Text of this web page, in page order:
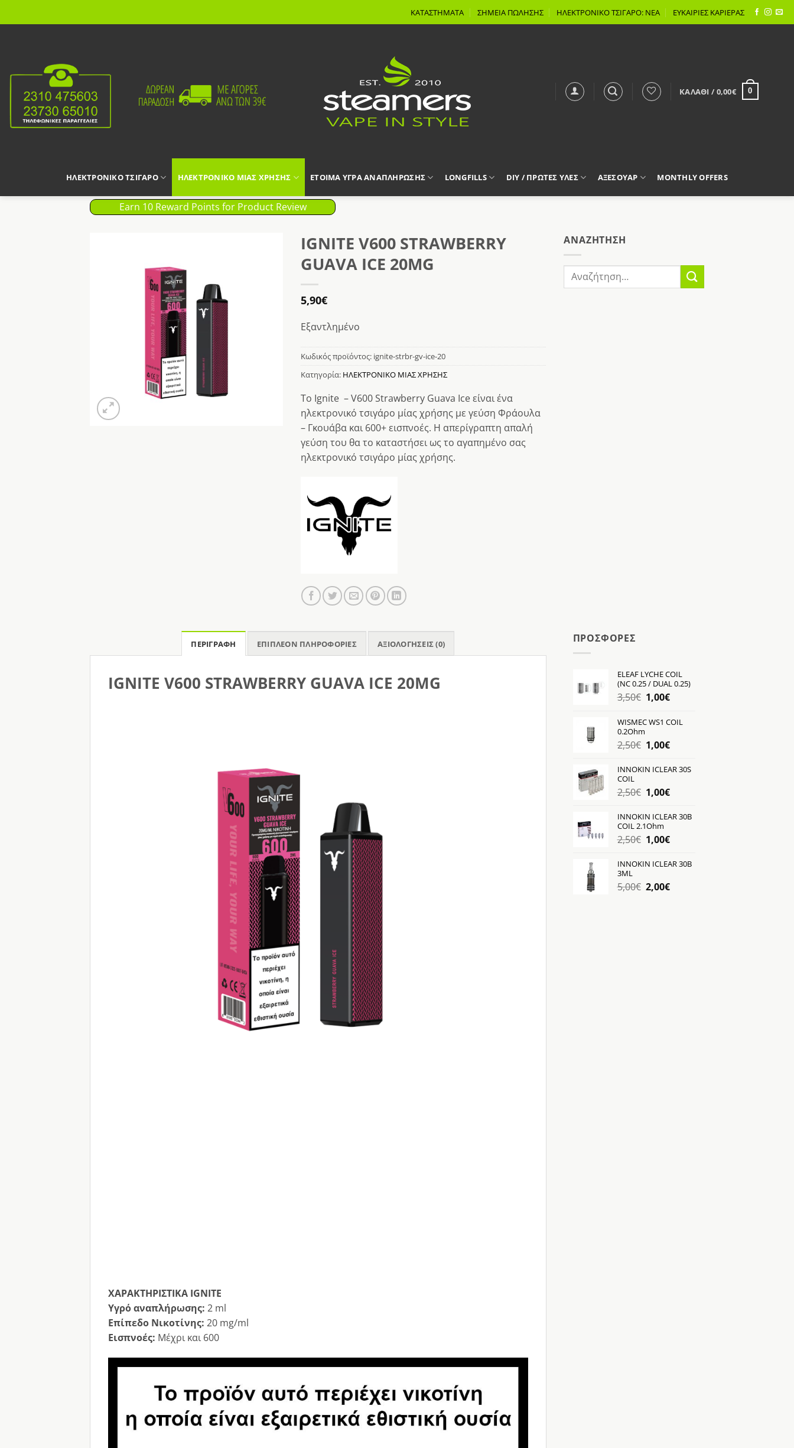
στο
ΚΑΤΑΣΤΗΜΑΤΑ ΣΗΜΕΙΑ ΠΩΛΗΣΗΣ ΗΛΕΚΤΡΟΝΙΚΟ ΤΣΙΓΑΡΟ: ΝΕΑ ΕΥΚΑΙΡΙΕΣ ΚΑΡΙΕΡΑΣ
ΚΑΛΆΘΙ / 0,00€ 0
ΗΛΕΚΤΡΟΝΙΚΟ ΤΣΙΓΑΡΟ ΗΛΕΚΤΡΟΝΙΚΟ ΜΙΑΣ ΧΡΗΣΗΣ ΕΤΟΙΜΑ ΥΓΡΑ ΑΝΑΠΛΗΡΩΣΗΣ LONGFILLS DIY / ΠΡΩΤΕΣ ΥΛΕΣ ΑΞΕΣΟΥΑΡ MONTHLY OFFERS
Earn 10 Reward Points for Product Review
IGNITE V600 STRAWBERRY
GUAVA ICE 20MG
5,90€
Εξαντλημένο
Κωδικός προϊόντος: ignite-strbr-gv-ice-20
Κατηγορία: ΗΛΕΚΤΡΟΝΙΚΟ ΜΙΑΣ ΧΡΗΣΗΣ
Το Ignite – V600 Strawberry Guava Ιce είναι ένα
ηλεκτρονικό τσιγάρο μίας χρήσης με γεύση Φράουλα
– Γκουάβα και 600+ εισπνοές. Η απερίγραπτη απαλή
γεύση του θα το καταστήσει ως το αγαπημένο σας
ηλεκτρονικό τσιγάρο μίας χρήσης.
AΝΑΖΉΤΗΣΗ
Αναζήτηση
για:
ΠΕΡΙΓΡΑΦΉ ΕΠΙΠΛΈΟΝ ΠΛΗΡΟΦΟΡΊΕΣ ΑΞΙΟΛΟΓΉΣΕΙΣ (0)
IGNITE V600 STRAWBERRY GUAVA ICE 20MG
ΧΑΡΑΚΤΗΡΙΣΤΙΚΑ IGNITE
Υγρό αναπλήρωσης: 2 ml
Επίπεδο Νικοτίνης: 20 mg/ml
Εισπνοές: Μέχρι και 600
ΠΡΟΣΦΟΡΕΣ
ELEAF LYCHE COIL
(NC 0.25 / DUAL 0.25)
3,50€ Original
was:
1,00€Η
τιμή
1,00€.
WISMEC WS1 COIL
0.2Ohm
2,50€ Original
was:
1,00€Η
τιμή
1,00€.
INNOKIN ICLEAR 30S
COIL
2,50€ Original
was:
2,50€.
1,00€Η
τιμή
1,00€.
INNOKIN ICLEAR 30B
COIL 2.1Ohm
2,50€ Original
was:
1,00€Η
τιμή
1,00€.
INNOKIN ICLEAR 30B
3ML
5,00€ Original
2,00€Η